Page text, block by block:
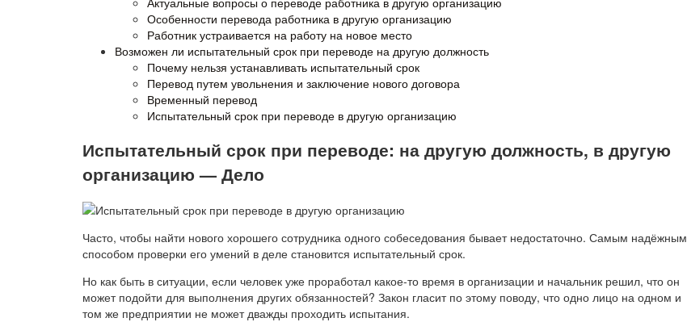
Особенности перевода работника в другую организацию
Работник устраивается на работу на новое место
Возможен ли испытательный срок при переводе на другую должность
Почему нельзя устанавливать испытательный срок
Перевод путем увольнения и заключение нового договора
Временный перевод
Испытательный срок при переводе в другую организацию
Испытательный срок при переводе: на другую должность, в другую
организацию — Дело
Часто, чтобы найти нового хорошего сотрудника одного собеседования бывает недостаточно. Самым надёжным
способом проверки его умений в деле становится испытательный срок.
Но как быть в ситуации, если человек уже проработал какое-то время в организации и начальник решил, что он
может подойти для выполнения других обязанностей? Закон гласит по этому поводу, что одно лицо на одном и
том же предприятии не может дважды проходить испытания.